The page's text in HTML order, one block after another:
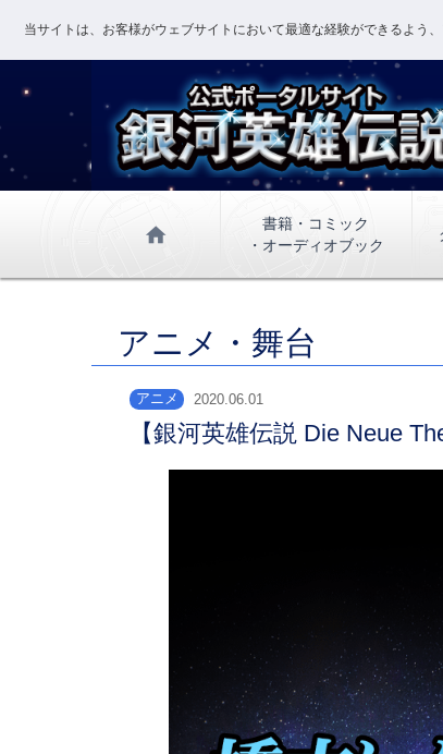
当サイトは、お客様がウェブサイトにおいて最適な経験ができるよう
home
書籍・コミック
・オーディオブック
アニメ・舞台
アニメ 2020.06.01
【銀河英雄伝説 Die Neue